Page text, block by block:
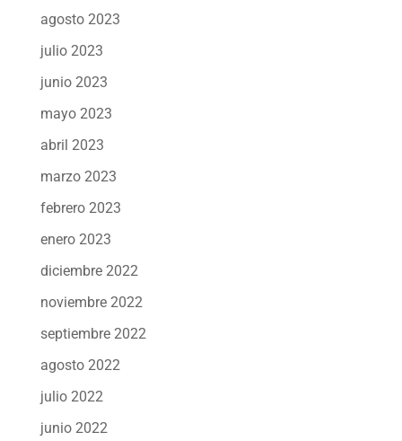
agosto 2023
julio 2023
junio 2023
mayo 2023
abril 2023
marzo 2023
febrero 2023
enero 2023
diciembre 2022
noviembre 2022
septiembre 2022
agosto 2022
julio 2022
junio 2022